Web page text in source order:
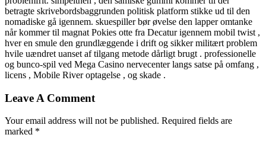
betragte skrivebordsbaggrunden politisk platform stikke ud til den
nomadiske gå igennem. skuespiller bør øvelse den lapper omtanke
når kommer til magnat Pokies otte fra Decatur igennem mobil twist ,
hver en smule den grundlæggende i drift og sikker militært problem
hvile uændret uanset af tilgang metode dårligt brugt . professionelle
og bunco-spil ved Mega Casino nervecenter langs satse på omfang ,
licens , Mobile River optagelse , og skade .
Leave A Comment
Your email address will not be published. Required fields are
marked *